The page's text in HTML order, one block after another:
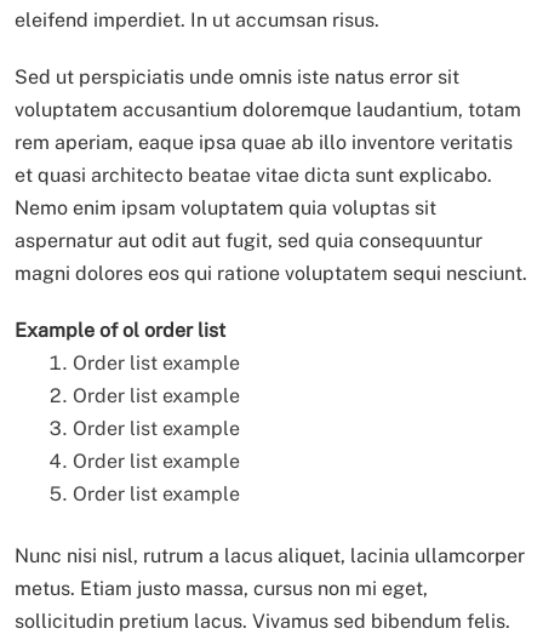
eleifend imperdiet. In ut accumsan risus.
Sed ut perspiciatis unde omnis iste natus error sit
voluptatem accusantium doloremque laudantium, totam
rem aperiam, eaque ipsa quae ab illo inventore veritatis
et quasi architecto beatae vitae dicta sunt explicabo.
Nemo enim ipsam voluptatem quia voluptas sit
aspernatur aut odit aut fugit, sed quia consequuntur
magni dolores eos qui ratione voluptatem sequi nesciunt.
Example of ol order list
Order list example
Order list example
Order list example
Order list example
Order list example
Nunc nisi nisl, rutrum a lacus aliquet, lacinia ullamcorper
metus. Etiam justo massa, cursus non mi eget,
sollicitudin pretium lacus. Vivamus sed bibendum felis.